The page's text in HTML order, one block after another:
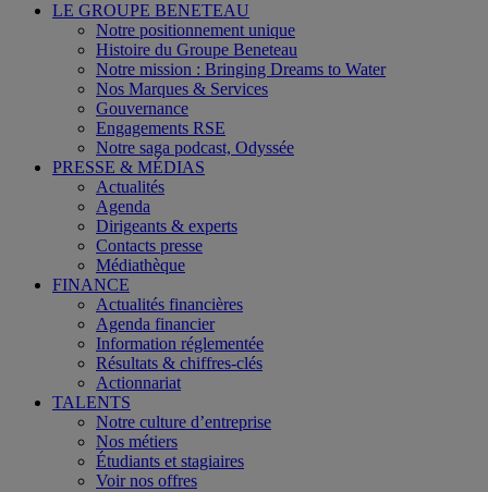
LE GROUPE BENETEAU
Notre positionnement unique
Histoire du Groupe Beneteau
Notre mission : Bringing Dreams to Water
Nos Marques & Services
Gouvernance
Engagements RSE
Notre saga podcast, Odyssée
PRESSE & MÉDIAS
Actualités
Agenda
Dirigeants & experts
Contacts presse
Médiathèque
FINANCE
Actualités financières
Agenda financier
Information réglementée
Résultats & chiffres-clés
Actionnariat
TALENTS
Notre culture d’entreprise
Nos métiers
Étudiants et stagiaires
Voir nos offres